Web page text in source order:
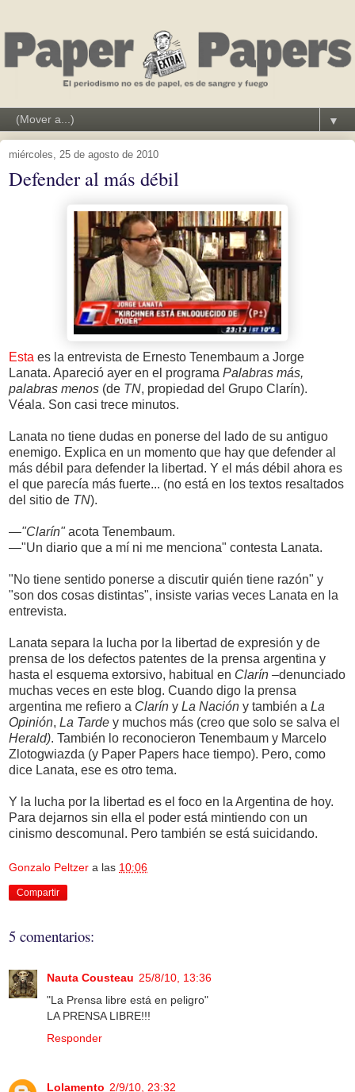
▼
miércoles, 25 de agosto de 2010
Defender al más débil
Esta es la entrevista de Ernesto Tenembaum a Jorge
Lanata. Apareció ayer en el programa Palabras más,
palabras menos (de TN, propiedad del Grupo Clarín).
Véala. Son casi trece minutos.
Lanata no tiene dudas en ponerse del lado de su antiguo
enemigo. Explica en un momento que hay que defender al
más débil para defender la libertad. Y el más débil ahora es
el que parecía más fuerte... (no está en los textos resaltados
del sitio de TN).
—"Clarín"acota Tenembaum.
—"Un diario que a mí ni me menciona" contesta Lanata.
"No tiene sentido ponerse a discutir quién tiene razón" y
"son dos cosas distintas", insiste varias veces Lanata en la
entrevista.
Lanata separa la lucha por la libertad de expresión y de
prensa de los defectos patentes de la prensa argentina y
hasta el esquema extorsivo, habitual en Clarín –denunciado
muchas veces en este blog. Cuando digo la prensa
argentina me refiero a Clarín y La Nación y también a La
Opinión, La Tarde y muchos más (creo que solo se salva el
Herald). También lo reconocieron Tenembaum y Marcelo
Zlotogwiazda (y Paper Papers hace tiempo). Pero, como
dice Lanata, ese es otro tema.
Y la lucha por la libertad es el foco en la Argentina de hoy.
Para dejarnos sin ella el poder está mintiendo con un
cinismo descomunal. Pero también se está suicidando.
Gonzalo Peltzer a las 10:06
Compartir
5 comentarios:
Nauta Cousteau 25/8/10, 13:36
"La Prensa libre está en peligro"
LA PRENSA LIBRE!!!
Responder
Lolamento 2/9/10, 23:32